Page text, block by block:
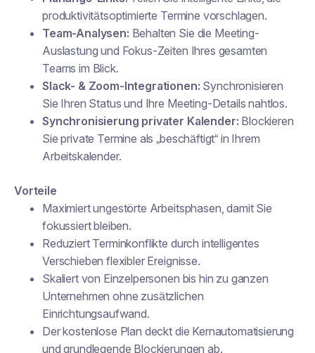
produktivitätsoptimierte Termine vorschlagen.
Team-Analysen: Behalten Sie die Meeting-
Auslastung und Fokus-Zeiten Ihres gesamten
Teams im Blick.
Slack- & Zoom-Integrationen: Synchronisieren
Sie Ihren Status und Ihre Meeting-Details nahtlos.
Synchronisierung privater Kalender: Blockieren
Sie private Termine als „beschäftigt“ in Ihrem
Arbeitskalender.
Vorteile
Maximiert ungestörte Arbeitsphasen, damit Sie
fokussiert bleiben.
Reduziert Terminkonflikte durch intelligentes
Verschieben flexibler Ereignisse.
Skaliert von Einzelpersonen bis hin zu ganzen
Unternehmen ohne zusätzlichen
Einrichtungsaufwand.
Der kostenlose Plan deckt die Kernautomatisierung
und grundlegende Blockierungen ab.